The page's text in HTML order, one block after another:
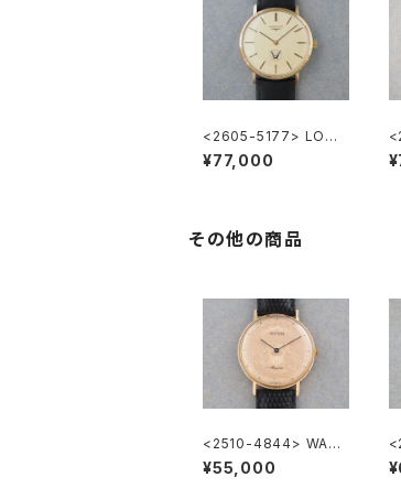
<2605-5177> LONG
INES ”大正製薬”
¥77,000
その他の商品
<2510-4844> WALT
HAM Coin Watch
¥55,000